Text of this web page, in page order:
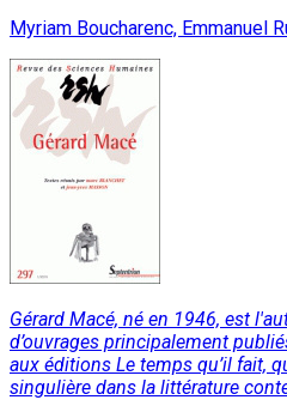
Myriam Boucharenc, Emmanuel
Gérard Macé, né en 1946, est
d’ouvrages principalement
aux éditions Le temps qu’il fait,
singulière dans la littérature